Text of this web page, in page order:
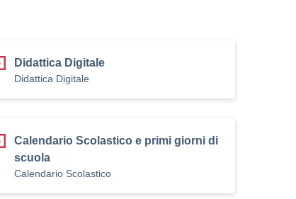
Didattica Digitale
Didattica Digitale
Calendario Scolastico e primi giorni di
scuola
Calendario Scolastico